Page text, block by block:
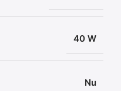
40 W
Nu